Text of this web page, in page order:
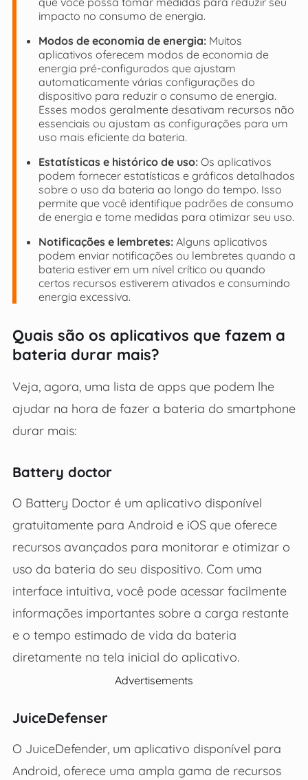
impacto no consumo de energia.
Modos de economia de energia:Muitos
aplicativos oferecem modos de economia de
energia pré-configurados que ajustam
automaticamente várias configurações do
dispositivo para reduzir o consumo de energia.
Esses modos geralmente desativam recursos não
essenciais ou ajustam as configurações para um
uso mais eficiente da bateria.
Estatísticas e histórico de uso:Os aplicativos
podem fornecer estatísticas e gráficos detalhados
sobre o uso da bateria ao longo do tempo. Isso
permite que você identifique padrões de consumo
de energia e tome medidas para otimizar seu uso.
Notificações e lembretes:Alguns aplicativos
podem enviar notificações ou lembretes quando a
bateria estiver em um nível crítico ou quando
certos recursos estiverem ativados e consumindo
energia excessiva.
Quais são os aplicativos que fazem a
bateria durar mais?
Veja, agora, uma lista de apps que podem lhe
ajudar na hora de fazer a bateria do smartphone
durar mais:
Battery doctor
O Battery Doctor é um aplicativo disponível
gratuitamente para Android e iOS que oferece
recursos avançados para monitorar e otimizar o
uso da bateria do seu dispositivo. Com uma
interface intuitiva, você pode acessar facilmente
informações importantes sobre a carga restante
e o tempo estimado de vida da bateria
diretamente na tela inicial do aplicativo.
Advertisements
JuiceDefenser
O JuiceDefender, um aplicativo disponível para
Android, oferece uma ampla gama de recursos